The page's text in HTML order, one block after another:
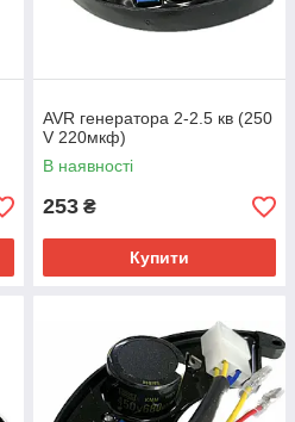
AVR генератора 2-2.5 кв (250
V 220мкф)
В наявності
253 ₴
Купити